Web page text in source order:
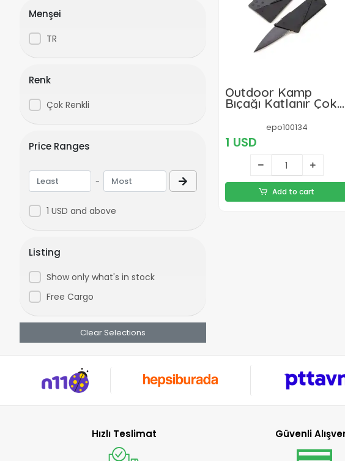
Menşei
TR
Renk
Çok Renkli
Price Ranges
-
1 USD and above
Listing
Show only what's in stock
Free Cargo
Clear Selections
Outdoor Kamp
Bıçağı Katlanır Çok
Fonksiyonlu Kamp
Çakısı Kamp
Aksesuarı
epo100134
1 USD
Add to cart
Hızlı Teslimat Güvenli